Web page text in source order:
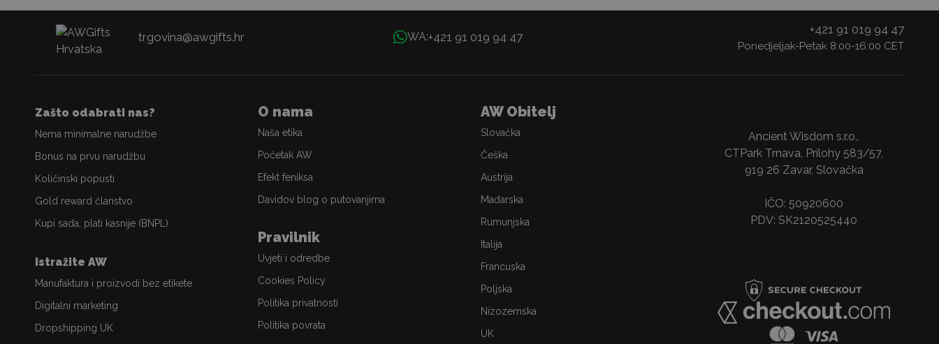
trgovina@awgifts.hr WA:+421 91 019 94 47
+421 91 019 94 47
Ponedjeljak-Petak 8:00-16:00 CET
Zašto odabrati nas?
Nema minimalne narudžbe
Bonus na prvu narudžbu
Količinski popusti
Gold reward članstvo
Kupi sada, plati kasnije (BNPL)
Istražite AW
Manufaktura i proizvodi bez etikete
Digitalni marketing
Dropshipping UK
O nama
Naša etika
Početak AW
Efekt feniksa
Davidov blog o putovanjima
Pravilnik
Uvjeti i odredbe
Cookies Policy
Politika privatnosti
Politika povrata
AW Obitelj
Slovačka
Češka
Austrija
Mađarska
Rumunjska
Italija
Francuska
Poljska
Nizozemska
UK
Ancient Wisdom s.r.o.,
CTPark Trnava, Prílohy 583/57,
919 26 Zavar, Slovačka
IČO: 50920600
PDV: SK2120525440